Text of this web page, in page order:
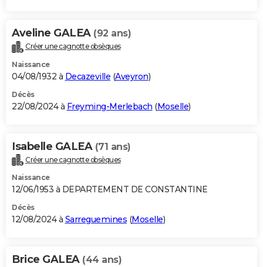
Aveline GALEA (92 ans)
Créer une cagnotte obsèques
Naissance
04/08/1932 à Decazeville (Aveyron)
Décès
22/08/2024 à Freyming-Merlebach (Moselle)
Isabelle GALEA (71 ans)
Créer une cagnotte obsèques
Naissance
12/06/1953 à DEPARTEMENT DE CONSTANTINE
Décès
12/08/2024 à Sarreguemines (Moselle)
Brice GALEA (44 ans)